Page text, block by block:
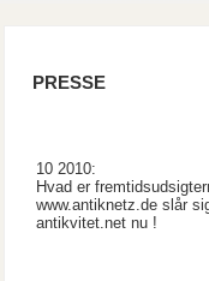
PRESSE
10 2010:
Hvad er
www.antiknetz.de slår
antikvitet.net nu !